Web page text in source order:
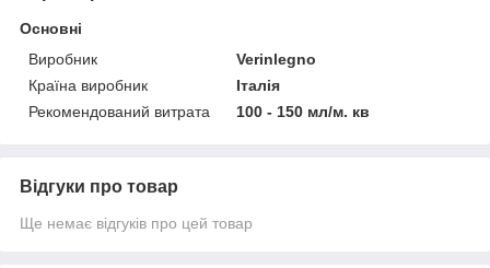
Основні
Виробник
Verinlegno
Країна виробник
Італія
Рекомендований витрата
100 - 150 мл/м. кв
Відгуки про товар
Ще немає відгуків про цей товар